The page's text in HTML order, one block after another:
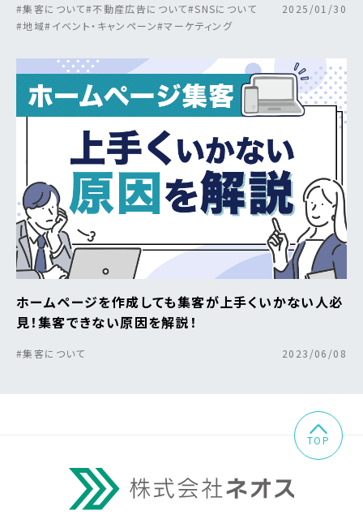
#集客について#不動産広告について#SNSについて
#地域#イベント・キャンペーン#マーケティング
2025/01/30
ホームページを作成しても集客が上手くいかない人必
見！集客できない原因を解説！
#集客について 2023/06/08
TOP